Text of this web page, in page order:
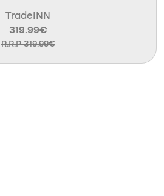
TradeINN
319.99€
R.R.P 319.99€